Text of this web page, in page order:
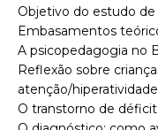
Objetivo do estudo
Embasamentos
A psicopedagogia no
Reflexão sobre
atenção/
O transtorno de